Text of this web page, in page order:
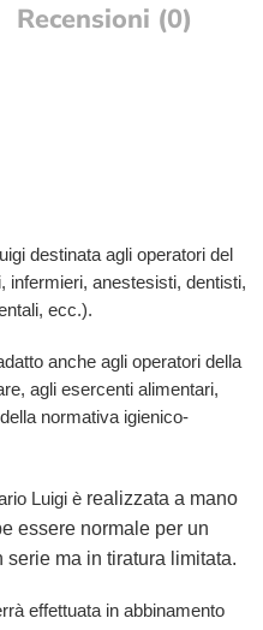
Recensioni (0)
destinata agli operatori del
infermieri, anestesisti, dentisti,
ecc.).
anche agli operatori della
agli esercenti alimentari,
normativa igienico-
Luigi è realizzata a mano
essere normale per un
ma in tiratura limitata.
effettuata in abbinamento